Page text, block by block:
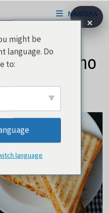
NABÍDKA
na mnoho
×
might be
language. Do
to:
language